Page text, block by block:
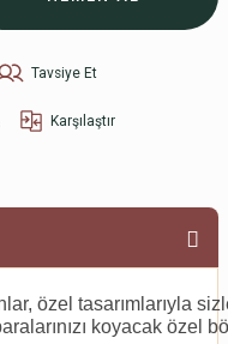
Tavsiye Et
Karşılaştır
özel tasarımlarıyla
koyacak özel